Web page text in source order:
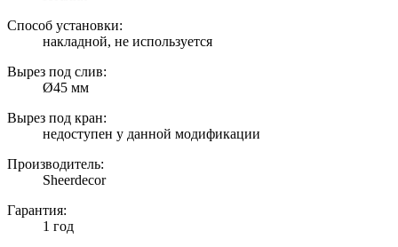
Способ установки:
накладной, не используется
Вырез под слив:
Ø45 мм
Вырез под кран:
недоступен у данной модификации
Производитель:
Sheerdecor
Гарантия:
1 год